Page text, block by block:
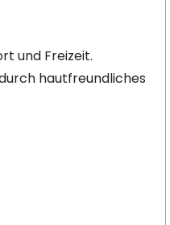
und Freizeit.
hautfreundliches